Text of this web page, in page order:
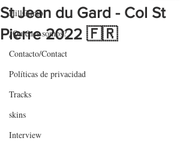
HillClimb
¿Quiénes somos?
Contacto/Contact
Políticas de privacidad
Tracks
skins
Interview
St Jean du Gard - Col St
Pierre 2022 🇫🇷